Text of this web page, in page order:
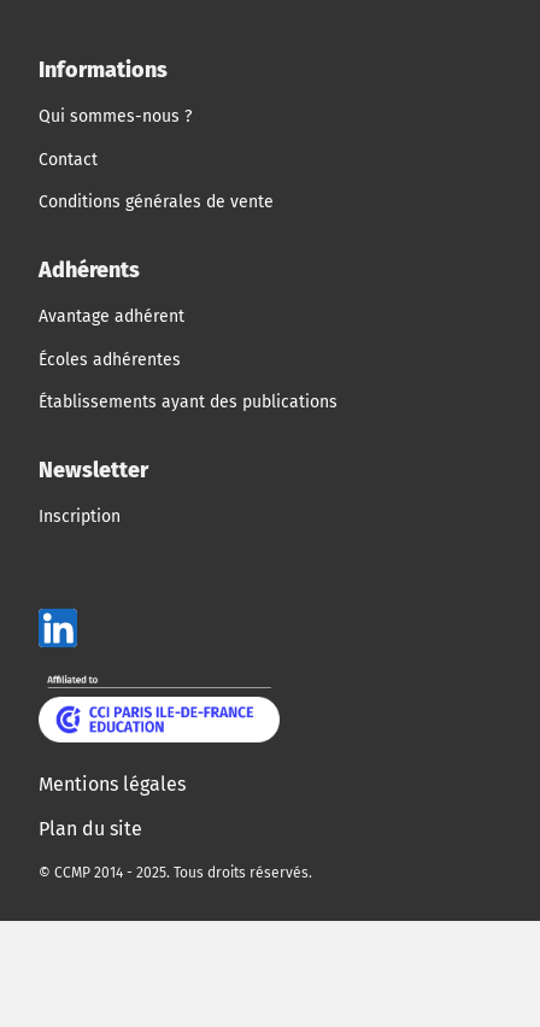
Informations
Qui sommes-nous ?
Contact
Conditions générales de vente
Adhérents
Avantage adhérent
Écoles adhérentes
Établissements ayant des publications
Newsletter
Inscription
Mentions légales
Plan du site
© CCMP 2014 - 2025. Tous droits réservés.